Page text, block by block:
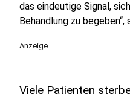
das eindeutige Signal,
Behandlung zu
Anzeige
Viele Patienten